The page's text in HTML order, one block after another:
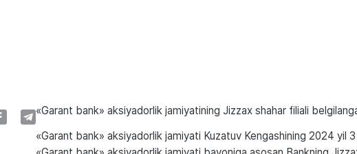
«Garant bank» aksiyadorlik jamiyatining Jizzax shahar filiali
«Garant bank» aksiyadorlik jamiyati Kuzatuv Kengashining 2024 yil